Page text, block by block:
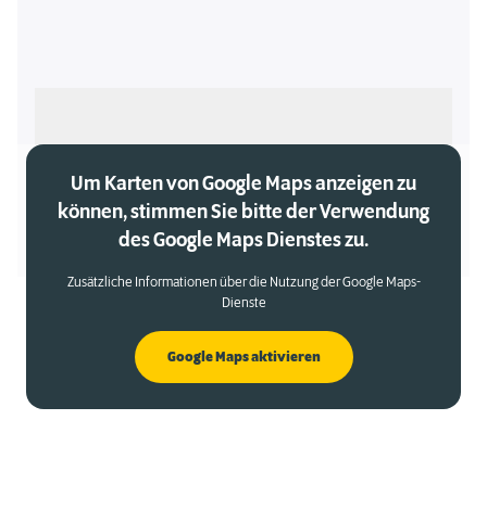
Um Karten von Google Maps anzeigen zu
können, stimmen Sie bitte der Verwendung
des Google Maps Dienstes zu.
Zusätzliche Informationen über die Nutzung der Google Maps-
Dienste
Google Maps aktivieren